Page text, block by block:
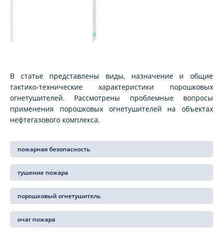
В статье представлены виды, назначение и общие
тактико-технические характеристики порошковых
огнетушителей. Рассмотрены проблемные вопросы
применения порошковых огнетушителей на объектах
нефтегазового комплекса.
пожарная безопасность
тушение пожара
порошковый огнетушитель
очаг пожара